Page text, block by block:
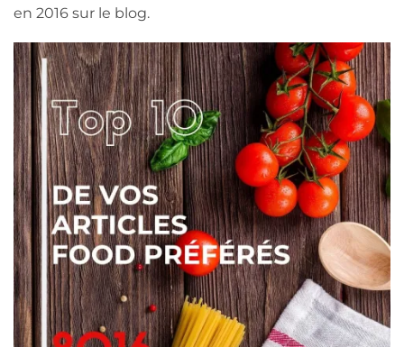
en 2016 sur le blog.